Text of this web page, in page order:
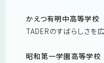
かえつ有明中高等学校
TADERのすばらしさを広
昭和第一学園高等学校